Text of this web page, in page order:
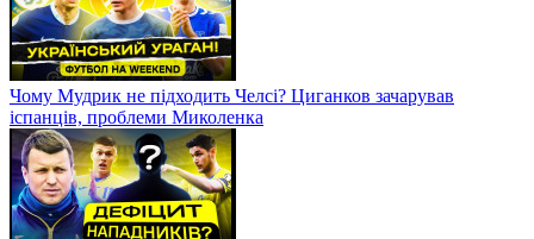
Чому Мудрик не підходить Челсі? Циганков зачарував
іспанців, проблеми Миколенка